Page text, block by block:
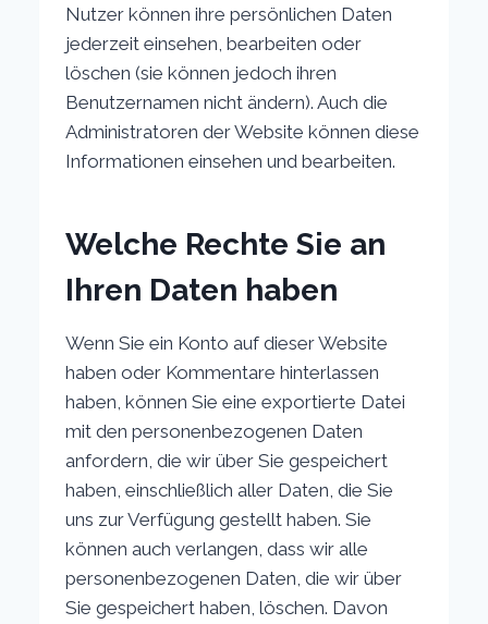
Nutzer können ihre persönlichen Daten
jederzeit einsehen, bearbeiten oder
löschen (sie können jedoch ihren
Benutzernamen nicht ändern). Auch die
Administratoren der Website können diese
Informationen einsehen und bearbeiten.
Welche Rechte Sie an
Ihren Daten haben
Wenn Sie ein Konto auf dieser Website
haben oder Kommentare hinterlassen
haben, können Sie eine exportierte Datei
mit den personenbezogenen Daten
anfordern, die wir über Sie gespeichert
haben, einschließlich aller Daten, die Sie
uns zur Verfügung gestellt haben. Sie
können auch verlangen, dass wir alle
personenbezogenen Daten, die wir über
Sie gespeichert haben, löschen. Davon